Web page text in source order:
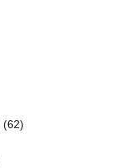
(62)